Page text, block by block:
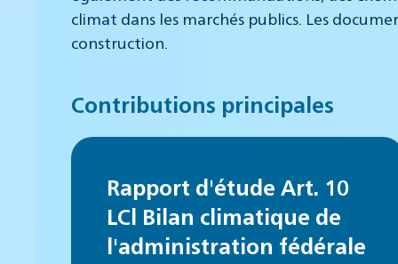
climat dans les marchés publics. Les
construction.
Contributions principales
Rapport d'étude Art. 10
LCl Bilan climatique de
l'administration fédérale